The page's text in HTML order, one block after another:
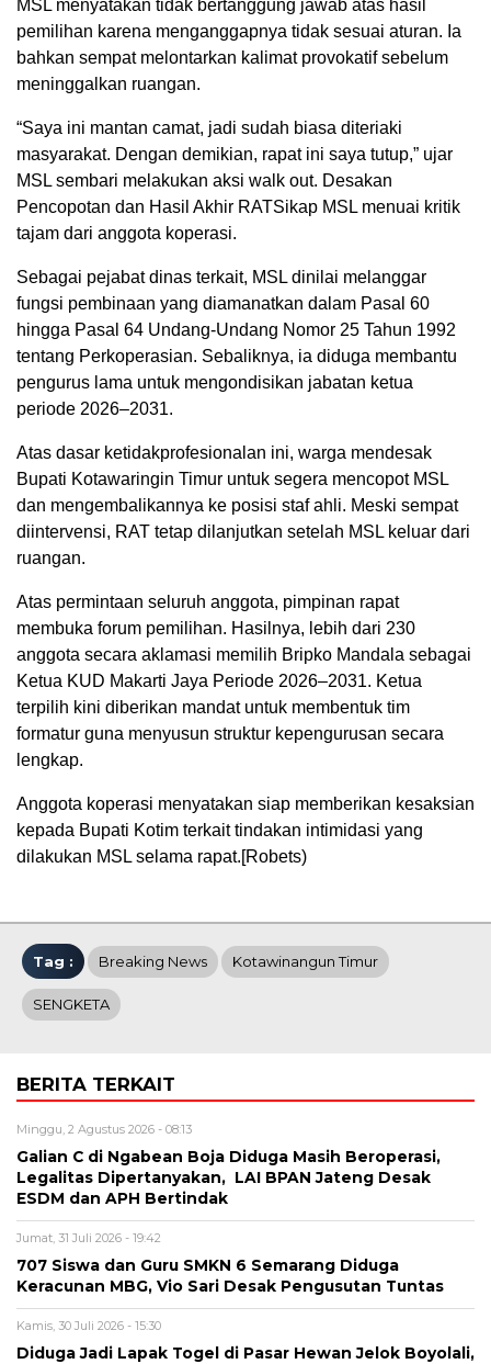
MSL menyatakan tidak bertanggung jawab atas hasil
pemilihan karena menganggapnya tidak sesuai aturan. Ia
bahkan sempat melontarkan kalimat provokatif sebelum
meninggalkan ruangan.
“Saya ini mantan camat, jadi sudah biasa diteriaki
masyarakat. Dengan demikian, rapat ini saya tutup,” ujar
MSL sembari melakukan aksi walk out. Desakan
Pencopotan dan Hasil Akhir RATSikap MSL menuai kritik
tajam dari anggota koperasi.
Sebagai pejabat dinas terkait, MSL dinilai melanggar
fungsi pembinaan yang diamanatkan dalam Pasal 60
hingga Pasal 64 Undang-Undang Nomor 25 Tahun 1992
tentang Perkoperasian. Sebaliknya, ia diduga membantu
pengurus lama untuk mengondisikan jabatan ketua
periode 2026–2031.
Atas dasar ketidakprofesionalan ini, warga mendesak
Bupati Kotawaringin Timur untuk segera mencopot MSL
dan mengembalikannya ke posisi staf ahli. Meski sempat
diintervensi, RAT tetap dilanjutkan setelah MSL keluar dari
ruangan.
Atas permintaan seluruh anggota, pimpinan rapat
membuka forum pemilihan. Hasilnya, lebih dari 230
anggota secara aklamasi memilih Bripko Mandala sebagai
Ketua KUD Makarti Jaya Periode 2026–2031. Ketua
terpilih kini diberikan mandat untuk membentuk tim
formatur guna menyusun struktur kepengurusan secara
lengkap.
Anggota koperasi menyatakan siap memberikan kesaksian
kepada Bupati Kotim terkait tindakan intimidasi yang
dilakukan MSL selama rapat.[Robets)
Tag : Breaking News Kotawinangun Timur
SENGKETA
BERITA TERKAIT
Minggu, 2 Agustus 2026 - 08:13
Galian C di Ngabean Boja Diduga Masih Beroperasi,
Legalitas Dipertanyakan, LAI BPAN Jateng Desak
ESDM dan APH Bertindak
Jumat, 31 Juli 2026 - 19:42
707 Siswa dan Guru SMKN 6 Semarang Diduga
Keracunan MBG, Vio Sari Desak Pengusutan Tuntas
Kamis, 30 Juli 2026 - 15:30
Diduga Jadi Lapak Togel di Pasar Hewan Jelok Boyolali,